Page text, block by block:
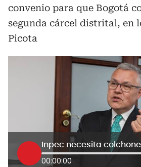
convenio para que Bogotá
segunda cárcel distrital, en
Picota
00:00:00